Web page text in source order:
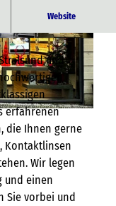
Stralsund |CC-BY-NC-ND
Website
& AKUSTIKER
und
erfahrenen
die Ihnen gerne
Kontaktlinsen
Wir legen
und einen
Sie vorbei und